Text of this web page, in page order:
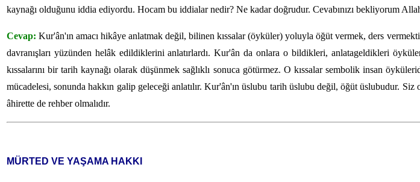
kaynağı olduğunu iddia ediyordu. Hocam bu iddialar nedir? Ne kadar doğrudur. Cevabınızı bekliyorum
Cevap: Kur'ân'ın amacı hikâye anlatmak değil, bilinen kıssalar (öyküler) yoluyla öğüt vermek, ders
davranışları yüzünden helâk edildiklerini anlatırlardı. Kur'ân da onlara o bildikleri, anlatageldikleri
kıssalarını bir tarih kaynağı olarak düşünmek sağlıklı sonuca götürmez. O kıssalar sembolik insan
mücadelesi, sonunda hakkın galip geleceği anlatılır. Kur'ân'ın üslubu tarih üslubu değil, öğüt üslubudur. Siz
âhirette de rehber olmalıdır.
MÜRTED VE YAŞAMA HAKKI